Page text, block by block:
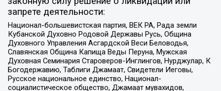
запрете деятельности:
Национал-большевистская партия, ВЕК РА, Рада земли
Кубанской Духовно Родовой Державы Русь, Община
Духовного Управления Асгардской Веси Беловодья,
Славянская Община Капища Веды Перуна, Мужская
Духовная Семинария Староверов-Инглингов, Нурджулар, К
Богодержавию, Таблиги Джамаат, Свидетели Иеговы,
Русское национальное единство, Национал-
социалистическое общество, Джамаат мувахидов,